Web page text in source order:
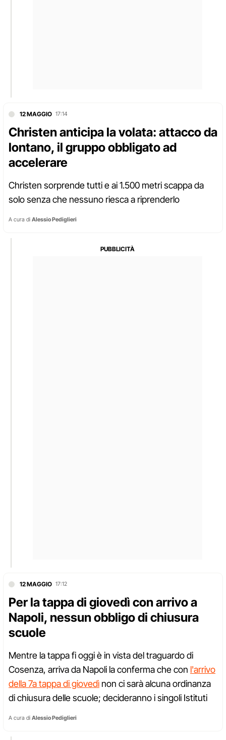
12 MAGGIO 17:14
Christen anticipa la volata: attacco da
lontano, il gruppo obbligato ad
accelerare
Christen sorprende tutti e ai 1.500 metri scappa da
solo senza che nessuno riesca a riprenderlo
A cura di Alessio Pediglieri
12 MAGGIO 17:12
Per la tappa di giovedì con arrivo a
Napoli, nessun obbligo di chiusura
scuole
Mentre la tappa fi oggi è in vista del traguardo di
Cosenza, arriva da Napoli la conferma che con l'arrivo
della 7a tappa di giovedì non ci sarà alcuna ordinanza
di chiusura delle scuole; decideranno i singoli Istituti
A cura di Alessio Pediglieri